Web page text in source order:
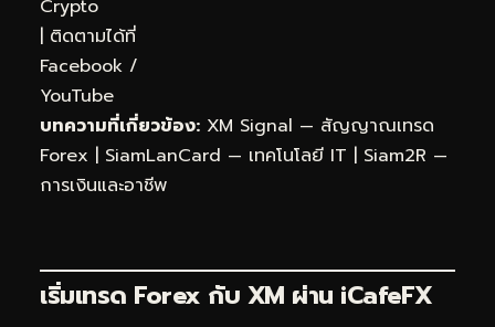
Crypto
| ติดตามได้ที่
Facebook /
YouTube
บทความที่เกี่ยวข้อง: XM Signal — สัญญาณเทรด
Forex | SiamLanCard — เทคโนโลยี IT | Siam2R —
การเงินและอาชีพ
เริ่มเทรด Forex กับ XM ผ่าน iCafeFX